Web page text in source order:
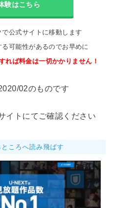
験はこちら
公式サイトに移動します
可能性があるのでお早めに
れば料金は一切かかりません！
02のものです
イトにてご確認ください
ころへ読み飛ばす